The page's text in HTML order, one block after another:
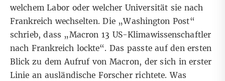
welchem Labor oder welcher Universität sie nach
Frankreich wechselten. Die „Washington Post“
schrieb, dass „Macron 13 US-Klimawissenschaftler
nach Frankreich lockte“. Das passte auf den ersten
Blick zu dem Aufruf von Macron, der sich in erster
Linie an ausländische Forscher richtete. Was